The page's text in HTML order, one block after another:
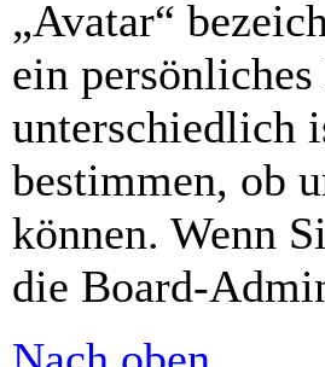
„Avatar“
ein
unterschiedlich
bestimmen, ob
können. Wenn
die Board-